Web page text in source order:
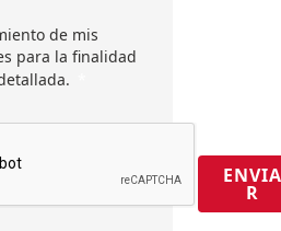
de mis
para la finalidad
ENVIA
R